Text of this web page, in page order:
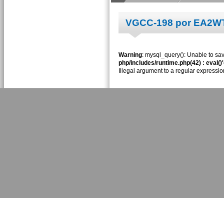
VGCC-198 por
Warning: mysql_query(): Unable to
php/includes/runtime.php(42) :
Illegal argument to a regular